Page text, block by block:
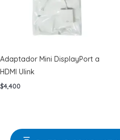
Adaptador Mini DisplayPort a
HDMI Ulink
$4,400